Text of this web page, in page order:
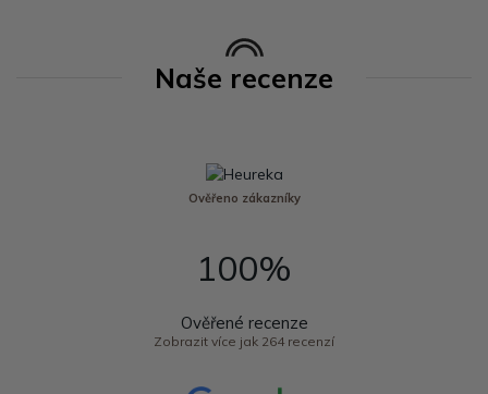
Naše recenze
Ověřeno zákazníky
100%
Ověřené recenze
Zobrazit více jak 264 recenzí